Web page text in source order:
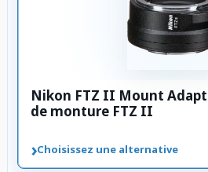
Nikon FTZ II Mount
de monture FTZ II
›Choisissez une alternative